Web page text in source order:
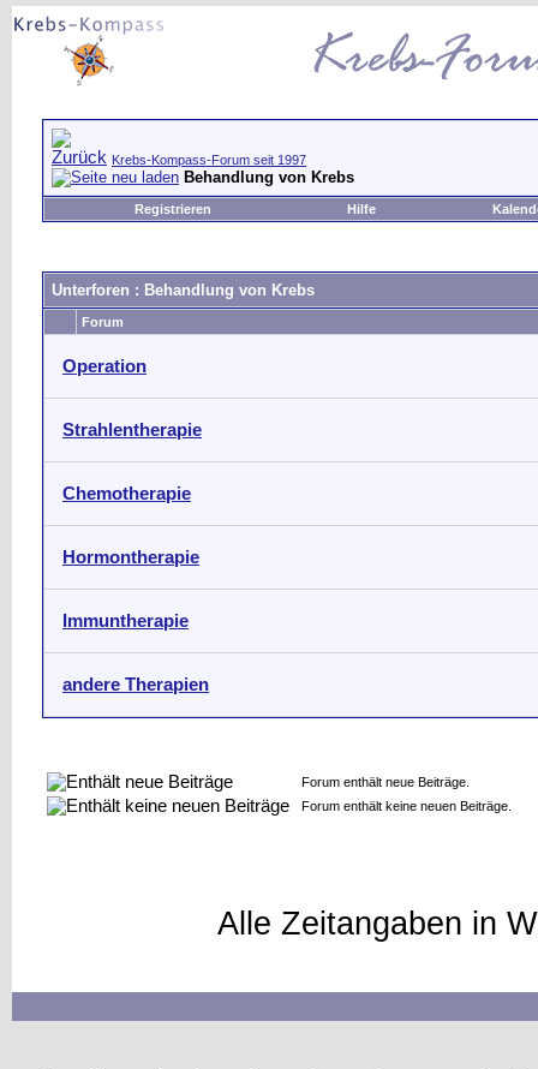
Krebs-Kompass-Forum seit 1997
Behandlung von Krebs
Registrieren Hilfe
Unterforen : Behandlung von Krebs
Forum
Operation
Strahlentherapie
Chemotherapie
Hormontherapie
Immuntherapie
andere Therapien
Forum enthält neue Beiträge.
Forum enthält keine neuen Beiträge.
Alle Zeitangaben in